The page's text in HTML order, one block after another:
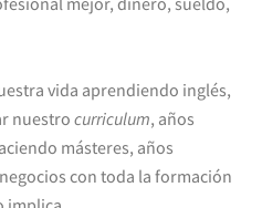
vida aprendiendo inglés,
nuestro curriculum, años
másteres, años
con toda la formación